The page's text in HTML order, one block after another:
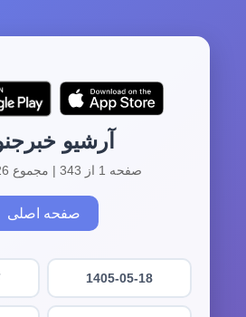
آرشیو
صفحه 1 از 343 | مجموع 3426 آرشیو
صفحه اصلی
1405-05-18